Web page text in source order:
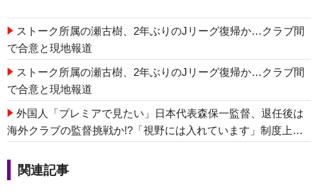
ストーク所属の瀬古樹、2年ぶりのJリーグ復帰か…クラブ間
で合意と現地報道
ストーク所属の瀬古樹、2年ぶりのJリーグ復帰か…クラブ間
で合意と現地報道
外国人「プレミアで見たい」日本代表森保一監督、退任後は
海外クラブの監督挑戦か!?「視野には入れています」制度上は
関連記事